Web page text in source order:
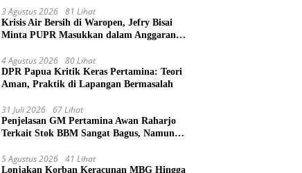
3 Agustus 2026 81 Lihat
Krisis Air Bersih di Waropen, Jefry Bisai
Minta PUPR Masukkan dalam Anggaran
4 Agustus 2026 80 Lihat
DPR Papua Kritik Keras Pertamina: Teori
Aman, Praktik di Lapangan Bermasalah
31 Juli 2026 67 Lihat
Penjelasan GM Pertamina Awan Raharjo
Terkait Stok BBM Sangat Bagus, Namun
5 Agustus 2026 41 Lihat
Lonjakan Korban Keracunan MBG Hingga